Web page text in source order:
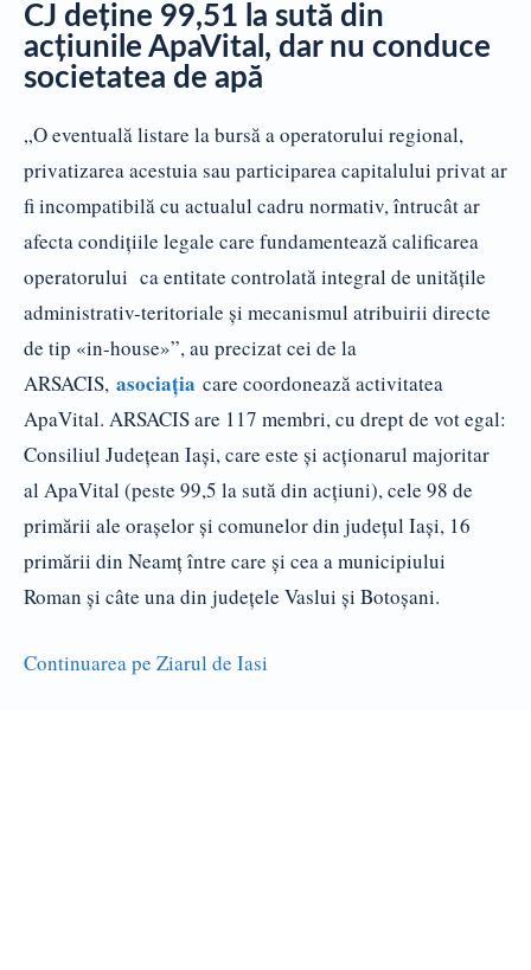
CJ deține 99,51 la sută din
acțiunile ApaVital, dar nu conduce
societatea de apă
„O eventuală listare la bursă a operatorului regional,
privatizarea acestuia sau participarea capitalului privat ar
fi incompatibilă cu actualul cadru normativ, întrucât ar
afecta condițiile legale care fundamentează calificarea
operatorului ca entitate controlată integral de unitățile
administrativ-teritoriale și mecanismul atribuirii directe
de tip «in-house»”, au precizat cei de la
ARSACIS, asociația care coordonează activitatea
ApaVital. ARSACIS are 117 membri, cu drept de vot egal:
Consiliul Județean Iași, care este și acționarul majoritar
al ApaVital (peste 99,5 la sută din acțiuni), cele 98 de
primării ale orașelor și comunelor din județul Iași, 16
primării din Neamț între care și cea a municipiului
Roman și câte una din județele Vaslui și Botoșani.
Continuarea pe Ziarul de Iasi